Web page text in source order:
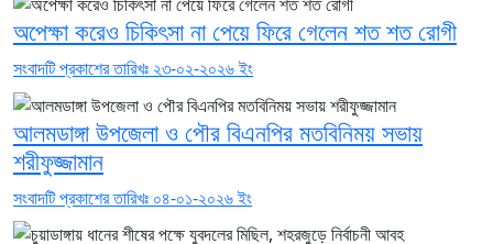
অপেক্ষা করেও চিকিৎসা না পেয়ে ফিরে গেলেন শত শত রোগী
সংবাদটি প্রকাশের তারিখঃ ২৩-০২-২০২৬ ইং
আলমডাঙ্গা উপজেলা ও পৌর বিএনপির মতবিনিময় সভায়
শরীফুজ্জামান
সংবাদটি প্রকাশের তারিখঃ ০৪-০১-২০২৬ ইং